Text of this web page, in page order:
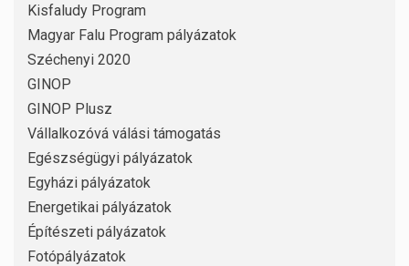
Kisfaludy Program
Magyar Falu Program pályázatok
Széchenyi 2020
GINOP
GINOP Plusz
Vállalkozóvá válási támogatás
Egészségügyi pályázatok
Egyházi pályázatok
Energetikai pályázatok
Építészeti pályázatok
Fotópályázatok